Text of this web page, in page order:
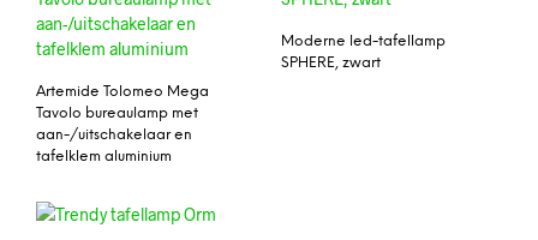
Artemide Tolomeo Mega
Tavolo bureaulamp met
aan-/uitschakelaar en
tafelklem aluminium
Moderne led-tafellamp
SPHERE, zwart